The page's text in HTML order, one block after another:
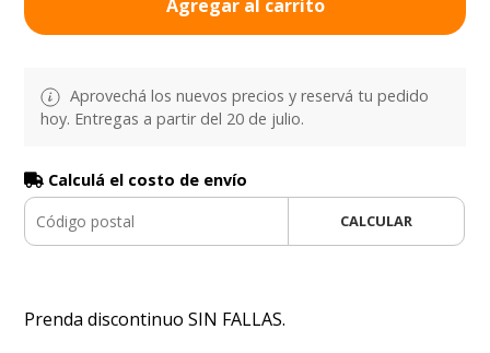
Agregar al carrito
Aprovechá los nuevos precios y reservá tu pedido
hoy. Entregas a partir del 20 de julio.
Calculá el costo de envío
CALCULAR
Prenda discontinuo SIN FALLAS.